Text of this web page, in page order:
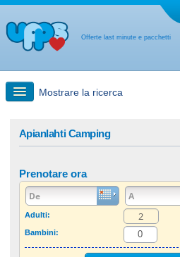
Offerte last minute e pacchetti
Mostrare la ricerca
Offerta last minute +
Altro paese
Apianlahti Camping
Prenotare ora
Adulti:
Bambini: